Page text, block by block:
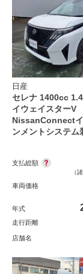
日産
セレナ 1400cc
イウェイスターV
NissanConnect
ンメントシステム
支払総額
（
車両価格
年式
走行距離
店舗名